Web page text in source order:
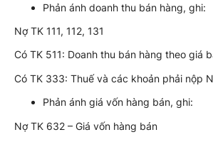
Phản ánh doanh thu bán hàng, ghi:
Nợ TK 111, 112, 131
Có TK 511: Doanh thu bán hàng theo giá
Có TK 333: Thuế và các khoản phải nộp
Phản ánh giá vốn hàng bán, ghi:
Nợ TK 632 – Giá vốn hàng bán